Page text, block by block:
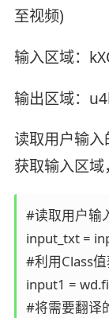
至视频)
输入区域：
输出区域：
读取用户输
获取输入区
#读取用户输
input_txt =
#利用Class
input1 =
#将需要翻译